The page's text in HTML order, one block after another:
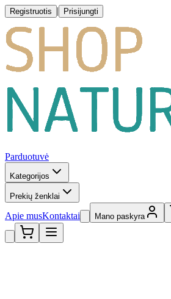
Registruotis | Prisijungti
Parduotuvė
Kategorijos
Prekių ženklai
Apie musKontaktai Mano paskyra